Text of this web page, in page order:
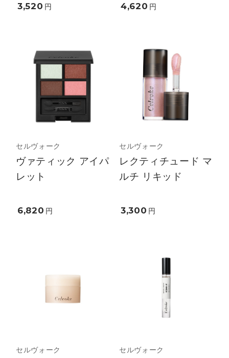
3,520 円 4,620 円
セルヴォーク
ヴァティック アイパ
レット
6,820 円
セルヴォーク
レクティチュード マ
ルチ リキッド
3,300 円
セルヴォーク セルヴォーク